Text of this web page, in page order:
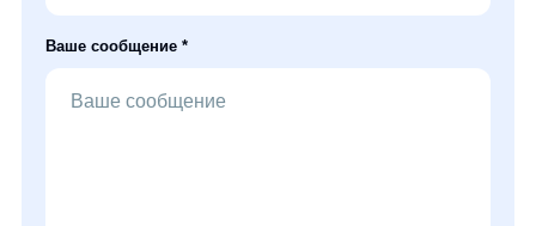
Ваше сообщение *